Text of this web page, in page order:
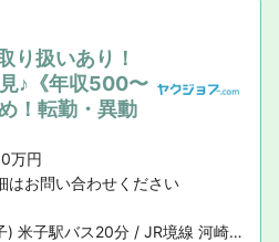
り扱いあり！
♪《年収500〜
！転勤・異動
万円
お問い合わせください
JR山陰本線(豊岡〜米子) 米子駅バス20分 / JR境線 河崎口駅車4分 / JR境線 三本松口駅車6分